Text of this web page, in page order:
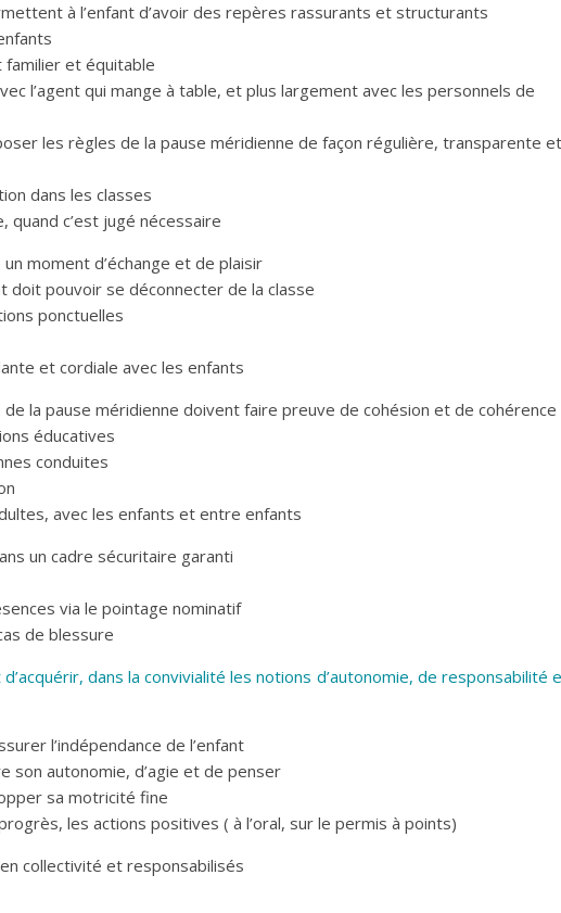
à l’enfant d’avoir des repères rassurants et structurants
familier et équitable
l’agent qui mange à table, et plus largement avec les personnels de
les règles de la pause méridienne de façon régulière, transparente et
dans les classes
quand c’est jugé nécessaire
moment d’échange et de plaisir
doit pouvoir se déconnecter de la classe
ponctuelles
et cordiale avec les enfants
la pause méridienne doivent faire preuve de cohésion et de cohérence
éducatives
conduites
avec les enfants et entre enfants
un cadre sécuritaire garanti
via le pointage nominatif
de blessure
dans la convivialité les notions d’autonomie, de responsabilité
l’indépendance de l’enfant
son autonomie, d’agie et de penser
sa motricité fine
les actions positives ( à l’oral, sur le permis à points)
collectivité et responsabilisés